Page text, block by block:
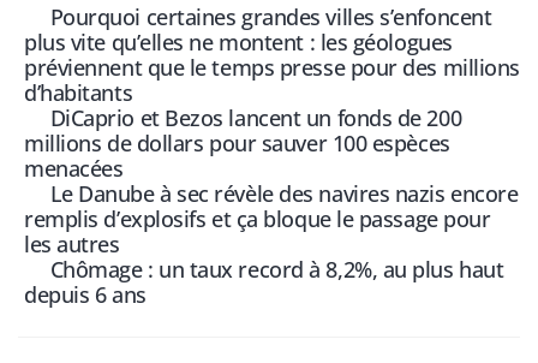
Pourquoi certaines grandes villes s’enfoncent
plus vite qu’elles ne montent : les géologues
préviennent que le temps presse pour des millions
d’habitants
DiCaprio et Bezos lancent un fonds de 200
millions de dollars pour sauver 100 espèces
menacées
Le Danube à sec révèle des navires nazis encore
remplis d’explosifs et ça bloque le passage pour
les autres
Chômage : un taux record à 8,2%, au plus haut
depuis 6 ans